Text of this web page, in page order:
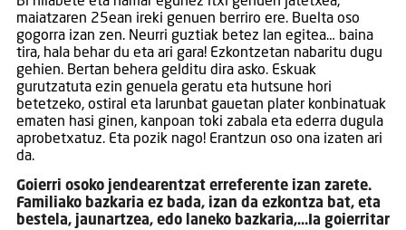
maiatzaren 25ean ireki genuen berriro ere. Buelta oso
gogorra izan zen. Neurri guztiak betez lan egitea… baina
tira, hala behar du eta ari gara! Ezkontzetan nabaritu dugu
gehien. Bertan behera gelditu dira asko. Eskuak
gurutzatuta ezin genuela geratu eta hutsune hori
betetzeko, ostiral eta larunbat gauetan plater konbinatuak
ematen hasi ginen, kanpoan toki zabala eta ederra dugula
aprobetxatuz. Eta pozik nago! Erantzun oso ona izaten ari
da.
Goierri osoko jendearentzat erreferente izan zarete.
Familiako bazkaria ez bada, izan da ezkontza bat, eta
bestela, jaunartzea, edo laneko bazkaria,…Ia goierritar